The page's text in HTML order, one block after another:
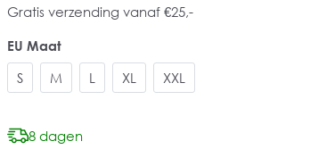
Gratis verzending vanaf €25,-
EU Maat
S
M L XL XXL
8 dagen